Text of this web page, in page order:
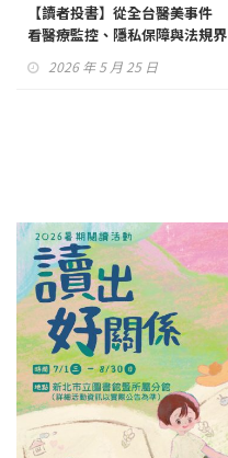
【讀者投書】從全台醫美事件
看醫療監控、隱私保障與法規界
2026 年 5 月 25 日